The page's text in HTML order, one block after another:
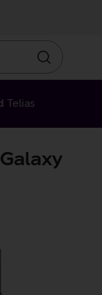
Otsin
Telias